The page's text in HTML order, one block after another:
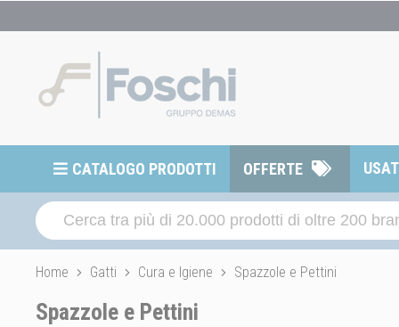
CATALOGO PRODOTTI OFFERTE
Home Gatti Cura e Igiene Spazzole e Pettini
Spazzole e Pettini